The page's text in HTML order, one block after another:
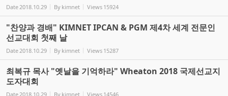
Date 2018.10.29 By kimnet Views 15924
"찬양과 경배" KIMNET IPCAN & PGM 제4차 세계 전문인
선교대회 첫째 날
Date 2018.10.29 By kimnet Views 15287
최복규 목사 "옛날을 기억하라" Wheaton 2018 국제선교지
도자대회
Date 2018.10.29 By kimnet Views 14546